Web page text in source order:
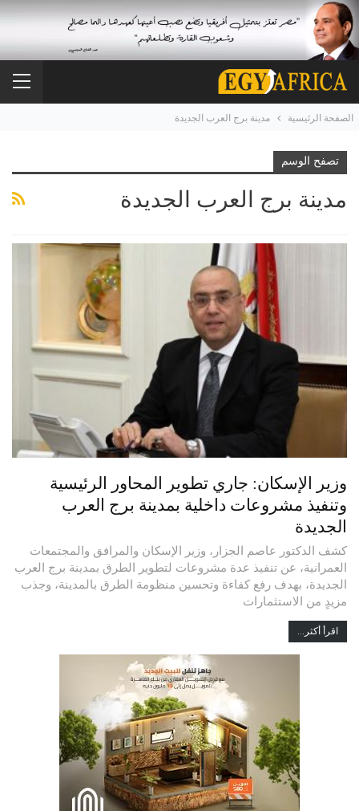
الصفحة الرئيسية مدينة برج العرب الجديدة
تصفح الوسم
مدينة برج العرب الجديدة
وزير الإسكان: جاري تطوير المحاور الرئيسية
وتنفيذ مشروعات داخلية بمدينة برج العرب
الجديدة
كشف الدكتور عاصم الجزار، وزير الإسكان والمرافق والمجتمعات
العمرانية، عن تنفيذ عدة مشروعات لتطوير الطرق بمدينة برج العرب
الجديدة، بهدف رفع كفاءة وتحسين منظومة الطرق بالمدينة، وجذب
مزيدٍ من الاستثمارات
اقرأ أكثر...